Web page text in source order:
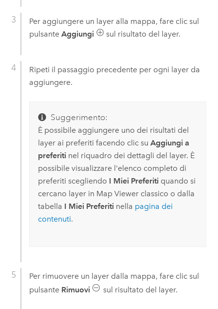
Per aggiungere un layer alla mappa, fare clic sul
pulsante Aggiungi sul risultato del layer.
Ripeti il passaggio precedente per ogni layer da
aggiungere.
Suggerimento:
È possibile aggiungere uno dei risultati del
layer ai preferiti facendo clic su Aggiungi a
preferitinel riquadro dei dettagli del layer. È
possibile visualizzare l'elenco completo di
preferiti scegliendo I Miei Preferitiquando si
cercano layer in Map Viewer classico o dalla
tabella I Miei Preferitinella pagina dei
contenuti.
Per rimuovere un layer dalla mappa, fare clic sul
pulsante Rimuovi sul risultato del layer.